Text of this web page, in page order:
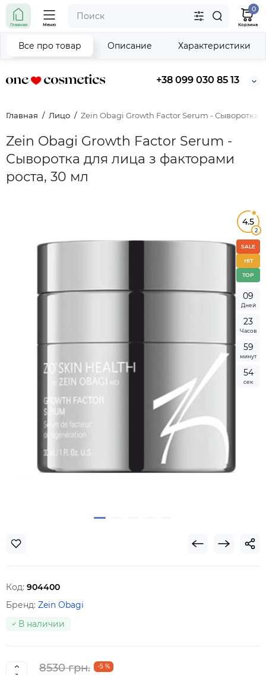
+38 099 030 85 13
Главная Меню
0
Корзина
Главная Лицо Zein Obagi Growth Factor Serum - Сыворотка
Zein Obagi Growth Factor Serum -
Сыворотка для лица з факторами
роста, 30 мл
Все про товар Описание Характеристики
4.5
2
SALE
HIT
TOP
09
Дней
23
Часов
59
минут
54
сек
Код: 904400
Бренд: Zein Obagi
В наличии
8530 грн. -5 %